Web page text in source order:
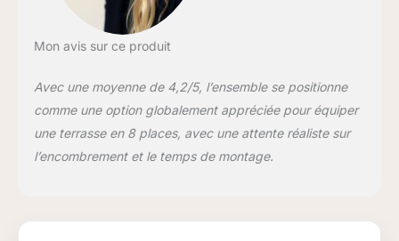
extérieur ou en
confortable et table
de jardin vous
invitent à profiter de
Mon avis sur ce produit
Avec une moyenne de 4,2/5, l’ensemble se positionne
comme une option globalement appréciée pour équiper
une terrasse en 8 places, avec une attente réaliste sur
l’encombrement et le temps de montage.